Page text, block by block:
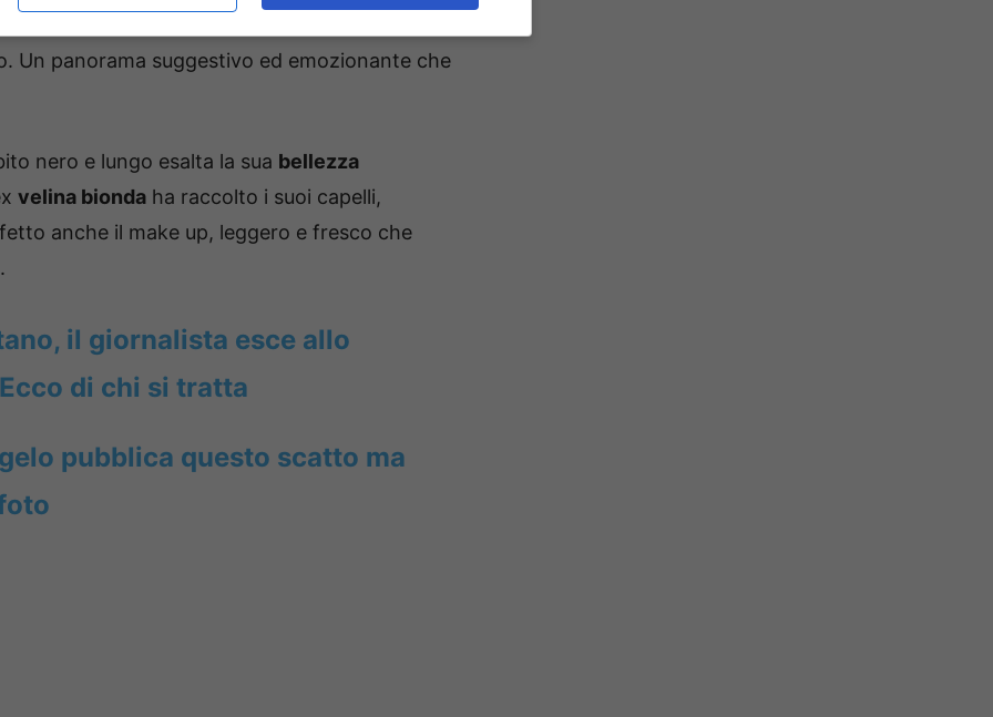
il respiro e la bella
Un panorama suggestivo ed emozionante che
nero e lungo esalta la sua bellezza
velina bionda ha raccolto i suoi capelli,
anche il make up, leggero e fresco che
il giornalista esce allo
di chi si tratta
pubblica questo scatto ma